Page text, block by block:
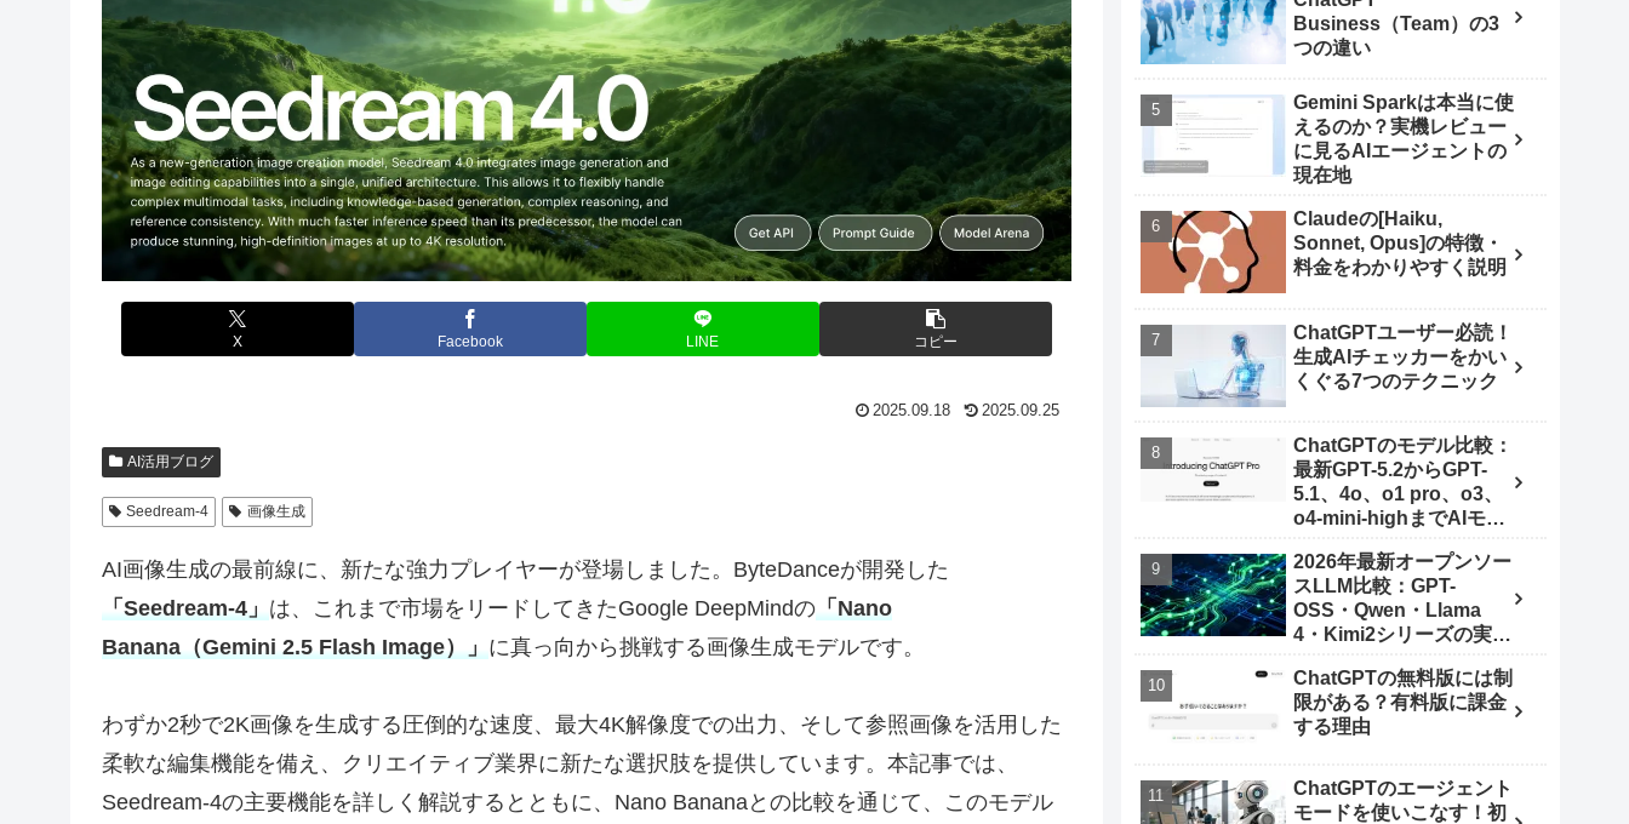
X Facebook LINE コピー
2025.09.18 2025.09.25
AI活用ブログ
Seedream-4 画像生成
AI画像生成の最前線に、新たな強力プレイヤーが登場しました。ByteDanceが開発した
「Seedream-4」 は、これまで市場をリードしてきたGoogle DeepMindの「Nano
Banana（Gemini 2.5 Flash Image）」 に真っ向から挑戦する画像生成モデルです。
わずか2秒で2K画像を生成する圧倒的な速度、最大4K解像度での出力、そして参照画像を活用した
柔軟な編集機能を備え、クリエイティブ業界に新たな選択肢を提供しています。本記事では、
Seedream-4の主要機能を詳しく解説するとともに、Nano Bananaとの比較を通じて、このモデル
Business（Team）の3
つの違い
Gemini Sparkは本当に使
えるのか？実機レビュー
に見るAIエージェントの
現在地
Claudeの[Haiku,
Sonnet, Opus]の特徴・
料金をわかりやすく説明
ChatGPTユーザー必読！
生成AIチェッカーをかい
くぐる7つのテクニック
ChatGPTのモデル比較：
最新GPT-5.2からGPT-
5.1、4o、o1 pro、o3、
o4-mini-highまでAIモデ
2026年最新オープンソー
スLLM比較：GPT-
OSS・Qwen・Llama
4・Kimi2シリーズの実力
ChatGPTの無料版には制
限がある？有料版に課金
する理由
ChatGPTのエージェント
モードを使いこなす！初